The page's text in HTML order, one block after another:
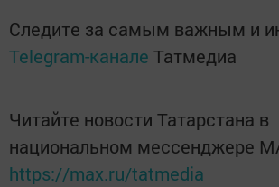
Следите за самым важным и
Telegram-канале Татмедиа
Читайте новости Татарстана в
национальном мессенджере
https://max.ru/tatmedia